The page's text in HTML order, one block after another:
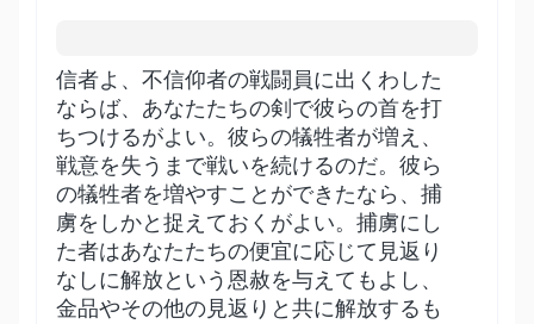
信者よ、不信仰者の戦闘員に出くわした
ならば、あなたたちの剣で彼らの首を打
ちつけるがよい。彼らの犠牲者が増え、
戦意を失うまで戦いを続けるのだ。彼ら
の犠牲者を増やすことができたなら、捕
虜をしかと捉えておくがよい。捕虜にし
た者はあなたたちの便宜に応じて見返り
なしに解放という恩赦を与えてもよし、
金品やその他の見返りと共に解放するも